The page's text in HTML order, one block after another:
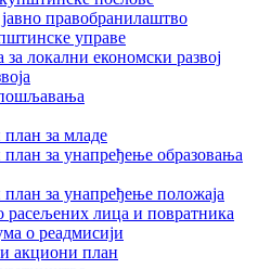
правобранилаштво
управе
за локални економски развој
за младе
за унапређење образовања
за унапређење положаја
расељених лица и повратника
о реадмисији
акциони план